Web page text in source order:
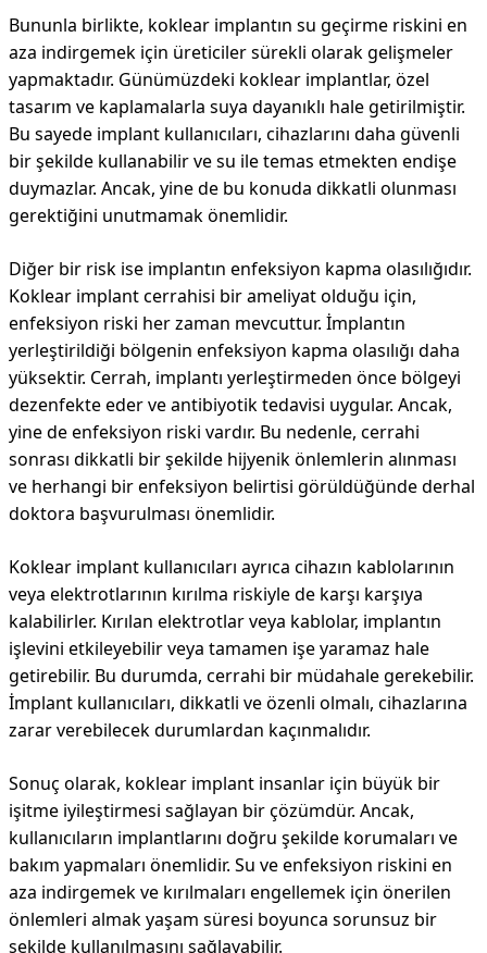
Bununla birlikte, koklear implantın su geçirme riskini en
aza indirgemek için üreticiler sürekli olarak gelişmeler
yapmaktadır. Günümüzdeki koklear implantlar, özel
tasarım ve kaplamalarla suya dayanıklı hale getirilmiştir.
Bu sayede implant kullanıcıları, cihazlarını daha güvenli
bir şekilde kullanabilir ve su ile temas etmekten endişe
duymazlar. Ancak, yine de bu konuda dikkatli olunması
gerektiğini unutmamak önemlidir.
Diğer bir risk ise implantın enfeksiyon kapma olasılığıdır.
Koklear implant cerrahisi bir ameliyat olduğu için,
enfeksiyon riski her zaman mevcuttur. İmplantın
yerleştirildiği bölgenin enfeksiyon kapma olasılığı daha
yüksektir. Cerrah, implantı yerleştirmeden önce bölgeyi
dezenfekte eder ve antibiyotik tedavisi uygular. Ancak,
yine de enfeksiyon riski vardır. Bu nedenle, cerrahi
sonrası dikkatli bir şekilde hijyenik önlemlerin alınması
ve herhangi bir enfeksiyon belirtisi görüldüğünde derhal
doktora başvurulması önemlidir.
Koklear implant kullanıcıları ayrıca cihazın kablolarının
veya elektrotlarının kırılma riskiyle de karşı karşıya
kalabilirler. Kırılan elektrotlar veya kablolar, implantın
işlevini etkileyebilir veya tamamen işe yaramaz hale
getirebilir. Bu durumda, cerrahi bir müdahale gerekebilir.
İmplant kullanıcıları, dikkatli ve özenli olmalı, cihazlarına
zarar verebilecek durumlardan kaçınmalıdır.
Sonuç olarak, koklear implant insanlar için büyük bir
işitme iyileştirmesi sağlayan bir çözümdür. Ancak,
kullanıcıların implantlarını doğru şekilde korumaları ve
bakım yapmaları önemlidir. Su ve enfeksiyon riskini en
aza indirgemek ve kırılmaları engellemek için önerilen
önlemleri almak yaşam süresi boyunca sorunsuz bir
şekilde kullanılmasını sağlayabilir.